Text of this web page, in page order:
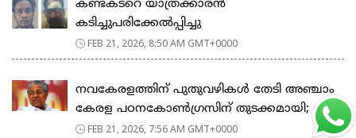
കണ്ടക്ടറെ യാത്രക്കാരൻ
കടിച്ചുപരിക്കേൽപ്പിച്ചു
FEB 21, 2026, 8:50 AM GMT+0000
നവകേരളത്തിന് പുതുവഴികൾ തേടി അഞ്ചാം
കേരള പഠനകോൺഗ്രസിന് തുടക്കമായി; മ...
FEB 21, 2026, 7:56 AM GMT+0000